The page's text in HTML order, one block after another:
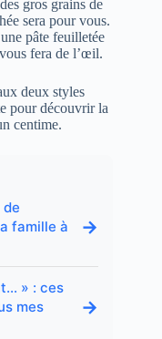
gros grains de
sera pour vous.
pâte feuilletée
fera de l’œil.
deux styles
pour découvrir la
centime.
famille à
→
» : ces
mes
→